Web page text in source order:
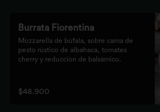
Burrata Fiorentina
Mozzarella de búfala, sobre cama de
pesto rústico de albahaca, tomates
cherry y reducción de balsámico.
$48.900